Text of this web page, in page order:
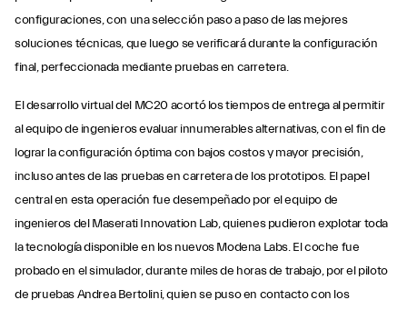
configuraciones, con una selección paso a paso de las mejores
soluciones técnicas, que luego se verificará durante la configuración
final, perfeccionada mediante pruebas en carretera.
El desarrollo virtual del MC20 acortó los tiempos de entrega al permitir
al equipo de ingenieros evaluar innumerables alternativas, con el fin de
lograr la configuración óptima con bajos costos y mayor precisión,
incluso antes de las pruebas en carretera de los prototipos. El papel
central en esta operación fue desempeñado por el equipo de
ingenieros del Maserati Innovation Lab, quienes pudieron explotar toda
la tecnología disponible en los nuevos Modena Labs. El coche fue
probado en el simulador, durante miles de horas de trabajo, por el piloto
de pruebas Andrea Bertolini, quien se puso en contacto con los